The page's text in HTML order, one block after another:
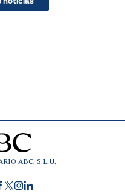
ABC, S.L.U.